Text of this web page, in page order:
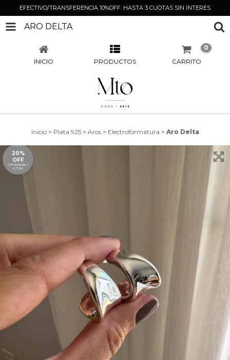
EFECTIVO/TRANSFERENCIA 10%OFF. HASTA 3 CUOTAS SIN INTERES
ARO DELTA
INICIO PRODUCTOS CARRITO
0
Inicio > Plata 925 > Aros > Electroformatura > Aro Delta
20%
OFF
comprando 1
o más